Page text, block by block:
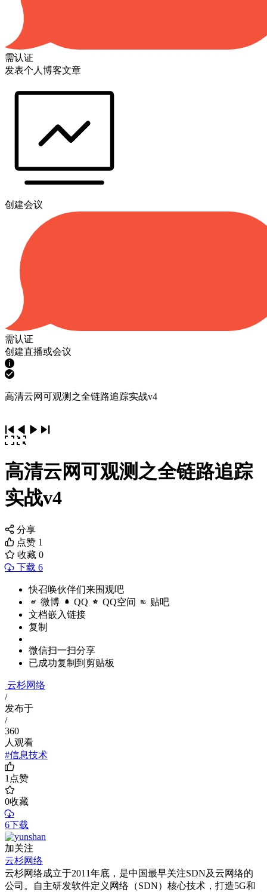
需认证
发表个人博客文章
创建会议
需认证
创建直播或会议
高清云网可观测之全链路追踪实战v4
高清云网可观测之全链路追踪
实战v4
分享
点赞 1
收藏 0
下载 6
快召唤伙伴们来围观吧
微博 QQ QQ空间 贴吧
文档嵌入链接
复制
微信扫一扫分享
已成功复制到剪贴板
云杉网络
/
发布于
/
360
人观看
#信息技术
1点赞
0收藏
6下载
加关注
云杉网络
云杉网络成立于2011年底，是中国最早关注SDN及云网络的
公司。自主研发软件定义网络（SDN）核心技术，打造5G和